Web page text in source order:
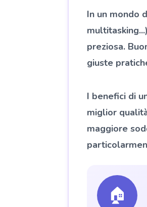
In un mondo
preziosa.
giuste
I benefici di
miglior
maggiore
🏠